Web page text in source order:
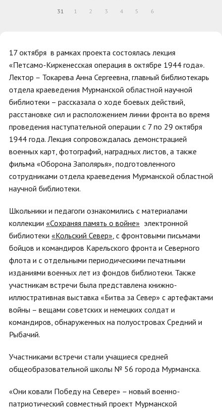
17 октября в рамках проекта состоялась лекция
«Петсамо-Киркенесская операция в октябре 1944 года».
Лектор – Токарева Анна Сергеевна, главный библиотекарь
отдела краеведения Мурманской областной научной
библиотеки – рассказала о ходе боевых действий,
расстановке сил и расположением линии фронта во время
проведения наступательной операции с 7 по 29 октября
1944 года. Лекция сопровождалась демонстрацией
военных карт, фотографий, наградных листов, а также
фильма «Оборона Заполярья», подготовленного
сотрудниками отдела краеведения Мурманской областной
научной библиотеки.
Школьники и педагоги ознакомились с материалами
коллекции «Сохраняя память о войне» электронной
библиотеки «Кольский Север», с фронтовыми письмами
бойцов и командиров Карельского фронта и Северного
флота и с отдельными периодическими печатными
изданиями военных лет из фондов библиотеки. Также
участникам встречи была представлена книжно-
иллюстративная выставка «Битва за Север» с артефактами
войны – вещами советских и немецких солдат и
командиров, обнаруженных на полуостровах Средний и
Рыбачий.
Участниками встречи стали учащиеся средней
общеобразовательной школы № 56 города Мурманска.
«Они ковали Победу на Севере» – новый военно-
патриотический совместный проект Мурманской
31 1 2 3 4 5 6